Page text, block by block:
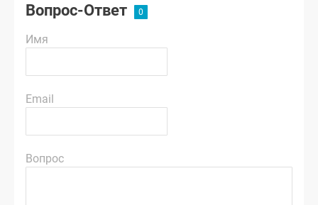
Вопрос-Ответ
Имя
Email
Вопрос